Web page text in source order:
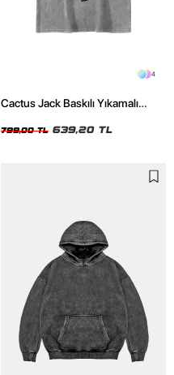
4
Cactus Jack Baskılı Yıkamalı
799,00 TL 639,20 TL